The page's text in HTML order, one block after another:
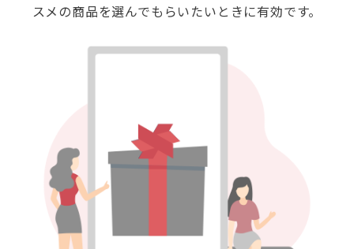
スメの商品を選んでもらいたいときに有効です。